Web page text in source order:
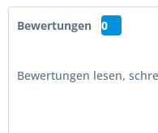
Bewertungen 0
Bewertungen lesen,